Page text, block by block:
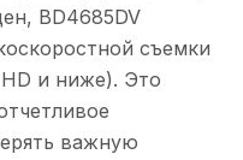
BD4685DV
съемки
и ниже). Это
важную